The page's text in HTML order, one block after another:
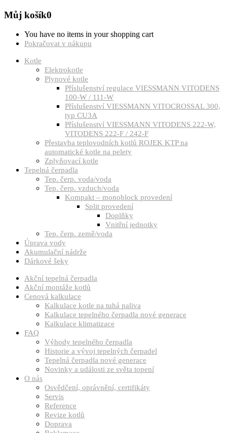
Můj košík0
You have no items in your shopping cart
Pokračovat v nákupu
Kotle
Elektrokotle
Plynové kotle
Příslušenství regulace VIESSMANN VITODENS
100-W / 111-W
Příslušenství VIESSMANN VITOCROSSAL 300,
typ CU3A
Příslušenství VIESSMANN VITODENS 222-W,
VITODENS 222-F / 242-F
Přestavba teplovodních kotlů ROJEK KTP na
automatické kotle na pelety
Zplyňovací kotle
Tepelná čerpadla
Tep. čerp. voda/voda
Tep. čerp. vzduch/voda
Kompakt – monoblock provedení
Split provedení
Doplňky
Vnitřní jednotky
Tep. čerp. země/voda
Úprava vody
Akumulační nádrže
Dárkové šeky
Akční tepelná čerpadla
Akční montáže kotlů
Cenová kalkulace
Kalkulace kotle na tuhá paliva
Kalkulace tepelného čerpadla nové generace
Kalkulace klimatizace
FAQ
Výhody tepelného čerpadla
Historie a vývoj tepelných čerpadel
Tepelná čerpadla nové generace
Novinky a události ze světa topení
O nás
Osvědčení, oprávnění, certifikáty
Servis
Reference
Revize kotlů
Doprava